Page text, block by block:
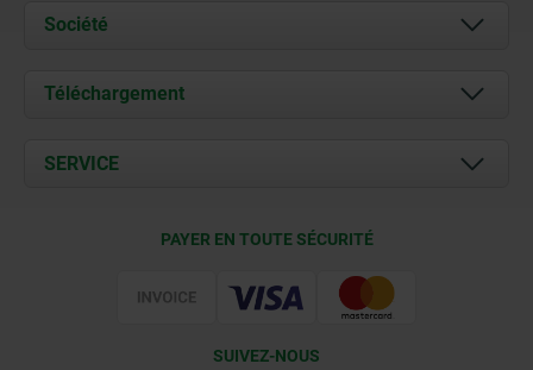
Société
À propos de nous
Contact
Téléchargement
Documents
SERVICE
PAYER EN TOUTE SÉCURITÉ
SUIVEZ-NOUS